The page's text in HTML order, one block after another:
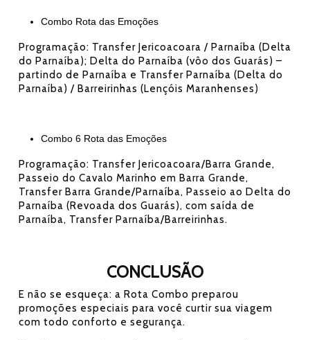
Combo Rota das Emoções
Programação: Transfer Jericoacoara / Parnaíba (Delta
do Parnaíba); Delta do Parnaíba (vôo dos Guarás) –
partindo de Parnaíba e Transfer Parnaíba (Delta do
Parnaíba) / Barreirinhas (Lençóis Maranhenses)
Combo 6 Rota das Emoções
Programação: Transfer Jericoacoara/Barra Grande,
Passeio do Cavalo Marinho em Barra Grande,
Transfer Barra Grande/Parnaíba, Passeio ao Delta do
Parnaíba (Revoada dos Guarás), com saída de
Parnaíba, Transfer Parnaíba/Barreirinhas.
CONCLUSÃO
E não se esqueça: a Rota Combo preparou
promoções especiais para você curtir sua viagem
com todo conforto e segurança.